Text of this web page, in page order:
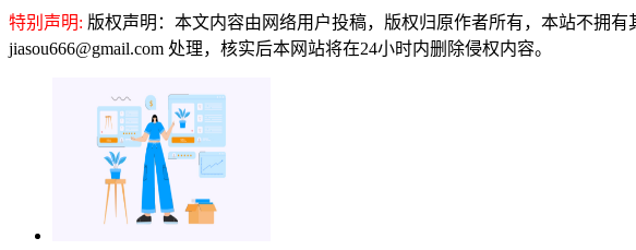
特别声明: 版权声明：本文内容由网络用户投稿，版权归原作者所有，本站不拥
jiasou666@gmail.com 处理，核实后本网站将在24小时内删除侵权内容。